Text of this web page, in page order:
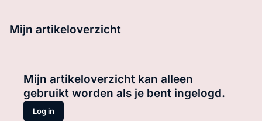
Mijn artikeloverzicht
Mijn artikeloverzicht kan alleen
gebruikt worden als je bent ingelogd.
Log in